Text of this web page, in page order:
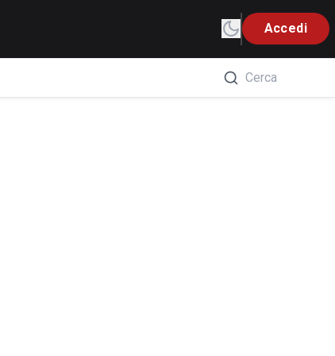
Accedi